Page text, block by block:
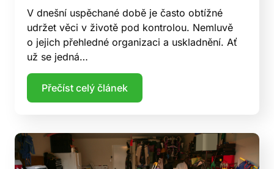
V dnešní uspěchané době je často obtížné
udržet věci v životě pod kontrolou. Nemluvě
o jejich přehledné organizaci a uskladnění. Ať
už se jedná…
Přečíst celý článek